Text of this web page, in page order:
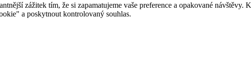
zážitek tím, že si zapamatujeme vaše preference a opakované
a poskytnout kontrolovaný souhlas.